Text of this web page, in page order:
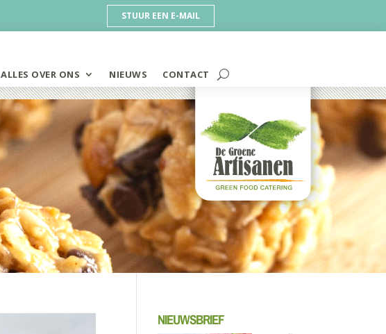
STUUR EEN E-MAIL
ALLES OVER ONS NIEUWS CONTACT
NIEUWSBRIEF